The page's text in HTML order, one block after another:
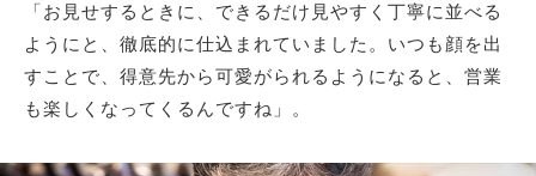
「お見せするときに、できるだけ見やすく丁寧に並べる
ようにと、徹底的に仕込まれていました。いつも顔を出
すことで、得意先から可愛がられるようになると、営業
も楽しくなってくるんですね」。